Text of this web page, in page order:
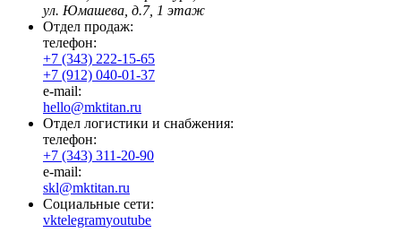
ул. Юмашева, д.7, 1 этаж
Отдел продаж:
телефон:
+7 (343) 222-15-65
+7 (912) 040-01-37
e-mail:
hello@mktitan.ru
Отдел логистики и снабжения:
телефон:
+7 (343) 311-20-90
e-mail:
skl@mktitan.ru
Социальные сети:
vktelegramyoutube